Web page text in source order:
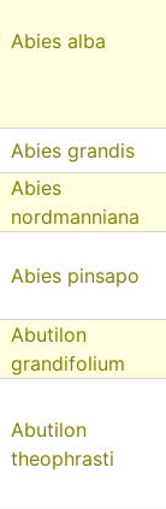
Abies alba
Abies grandis
Abies
nordmanniana
Abies pinsapo
Abutilon
grandifolium
Abutilon
theophrasti